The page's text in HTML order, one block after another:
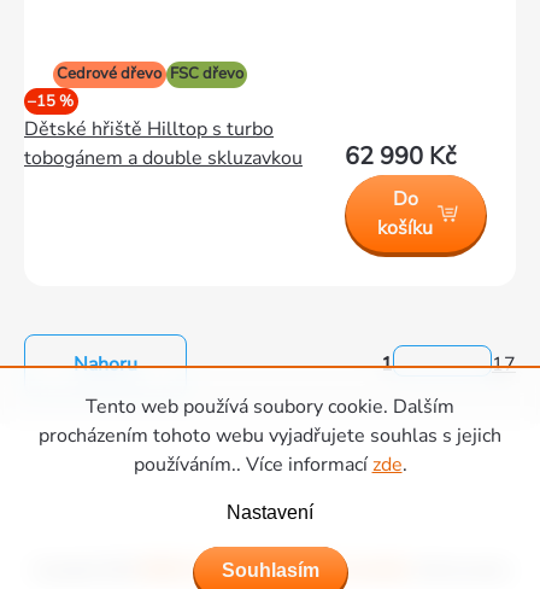
Tento web používá soubory cookie. Dalším
procházením tohoto webu vyjadřujete souhlas s jejich
používáním.. Více informacízde.
Nastavení
Souhlasím
Cedrové dřevo FSC dřevo
–15 %
Dětské hřiště Hilltop s turbo
tobogánem a double skluzavkou
62 990 Kč
Do
košíku
Ovládací
prvky
výpisu
1 17
Nahoru
Zápatí
Hřiště Piccolino - dětská hřiště a domečky